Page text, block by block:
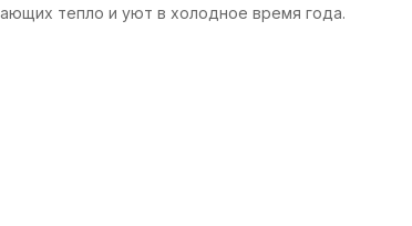
тепло и уют в холодное время года.